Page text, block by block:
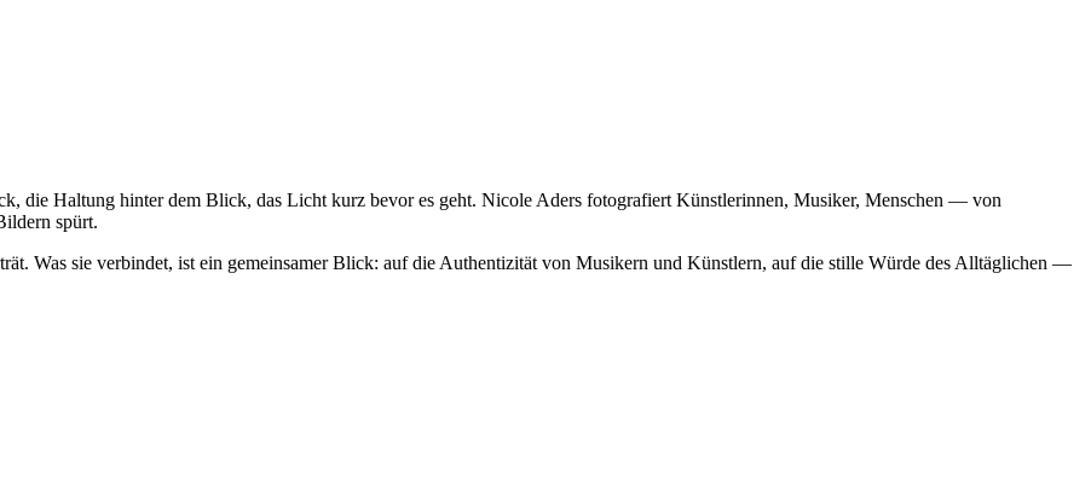
die Haltung hinter dem Blick, das Licht kurz bevor es geht. Nicole Aders fotografiert Künstlerinnen, Musiker, Menschen — von
spürt.
Was sie verbindet, ist ein gemeinsamer Blick: auf die Authentizität von Musikern und Künstlern, auf die stille Würde des Alltäglichen —